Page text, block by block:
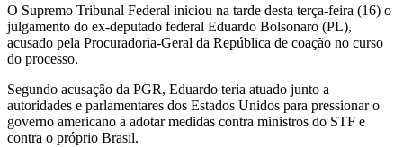
O Supremo Tribunal Federal iniciou na tarde desta terça-feira (16) o
julgamento do ex-deputado federal Eduardo Bolsonaro (PL),
acusado pela Procuradoria-Geral da República de coação no curso
do processo.
Segundo acusação da PGR, Eduardo teria atuado junto a
autoridades e parlamentares dos Estados Unidos para pressionar o
governo americano a adotar medidas contra ministros do STF e
contra o próprio Brasil.